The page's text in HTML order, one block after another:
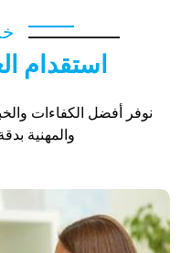
استقدام
نوفر أفضل الكفاءات
والمهنية